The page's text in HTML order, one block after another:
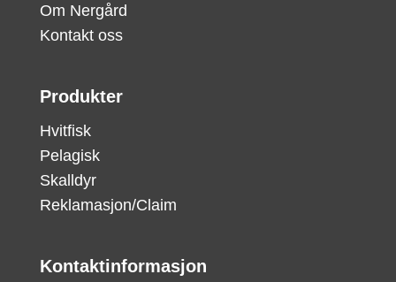
Om Nergård
Kontakt oss
Produkter
Hvitfisk
Pelagisk
Skalldyr
Reklamasjon/Claim
Kontaktinformasjon